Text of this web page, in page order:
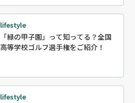
lifestyle
「緑の甲子園」って知ってる？全国
高等学校ゴルフ選手権をご紹介！
lifestyle